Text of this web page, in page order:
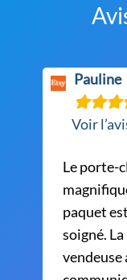
Pauline
Voir
Le porte-
paquet est
soigné. La
vendeuse